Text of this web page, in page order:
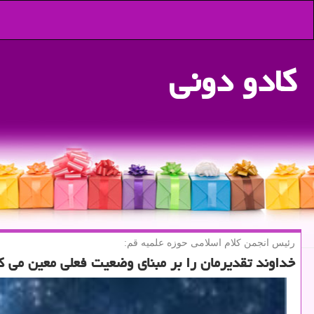
كادو دونی
رئیس انجمن كلام اسلامی حوزه علمیه قم:
خداوند تقدیرمان را بر مبنای وضعیت فعلی معین می